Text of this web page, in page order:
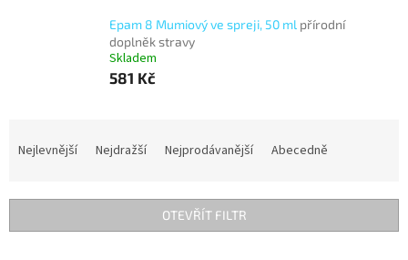
Epam 8 Mumiový ve spreji, 50 ml přírodní
doplněk stravy
Skladem
581 Kč
í
Nejlevnější Nejdražší Nejprodávanější Abecedně
OTEVŘÍT FILTR